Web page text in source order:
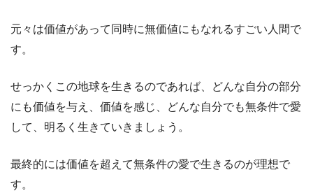
元々は価値があって同時に無価値にもなれるすごい人間で
す。
せっかくこの地球を生きるのであれば、どんな自分の部分
にも価値を与え、価値を感じ、どんな自分でも無条件で愛
して、明るく生きていきましょう。
最終的には価値を超えて無条件の愛で生きるのが理想で
す。